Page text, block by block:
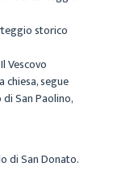
storico
Vescovo
segue
San Paolino,
di San Donato.